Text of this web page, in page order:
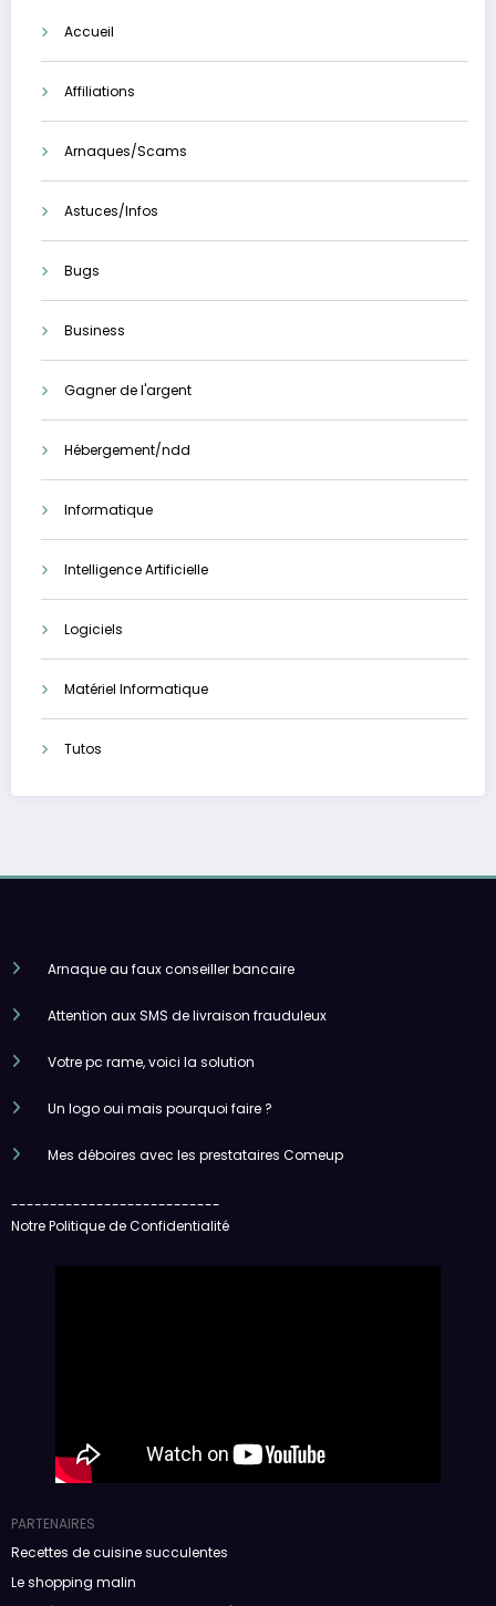
Accueil
Affiliations
Arnaques/Scams
Astuces/Infos
Bugs
Business
Gagner de l'argent
Hébergement/ndd
Informatique
Intelligence Artificielle
Logiciels
Matériel Informatique
Tutos
Arnaque au faux conseiller bancaire
Attention aux SMS de livraison frauduleux
Votre pc rame, voici la solution
Un logo oui mais pourquoi faire ?
Mes déboires avec les prestataires Comeup
---------------------------
Notre Politique de Confidentialité
PARTENAIRES
Recettes de cuisine succulentes
Le shopping malin